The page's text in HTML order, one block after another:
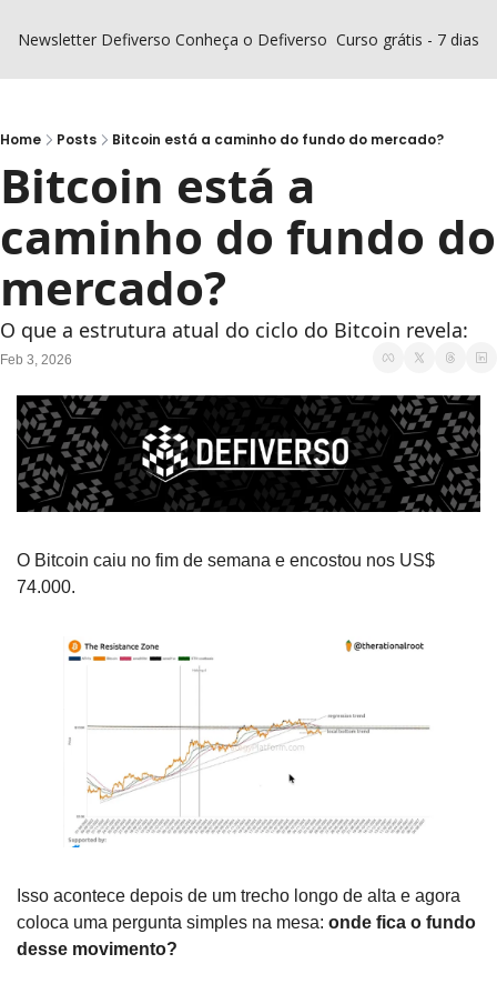
Newsletter Defiverso Conheça o Defiverso Curso grátis - 7 dias
Home Posts Bitcoin está a caminho do fundo do mercado?
Bitcoin está a
caminho do fundo do
mercado?
O que a estrutura atual do ciclo do Bitcoin revela:
Feb 3, 2026
O Bitcoin caiu no fim de semana e encostou nos US$
74.000.
Isso acontece depois de um trecho longo de alta e agora
coloca uma pergunta simples na mesa: onde fica o fundo
desse movimento?